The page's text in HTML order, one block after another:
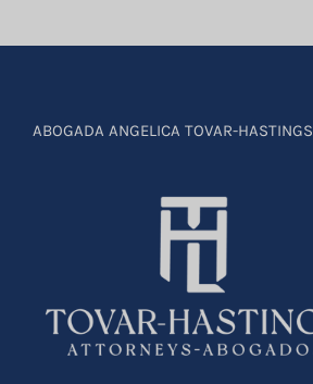
ABOGADA ANGELICA TOVAR-HASTINGS